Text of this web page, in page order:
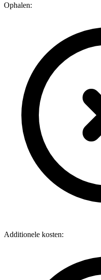
Ophalen:
Additionele kosten: